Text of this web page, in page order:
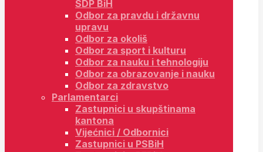
SDP BiH
Odbor za pravdu i državnu
upravu
Odbor za okoliš
Odbor za sport i kulturu
Odbor za nauku i tehnologiju
Odbor za obrazovanje i nauku
Odbor za zdravstvo
Parlamentarci
Zastupnici u skupštinama
kantona
Vijećnici / Odbornici
Zastupnici u PSBiH